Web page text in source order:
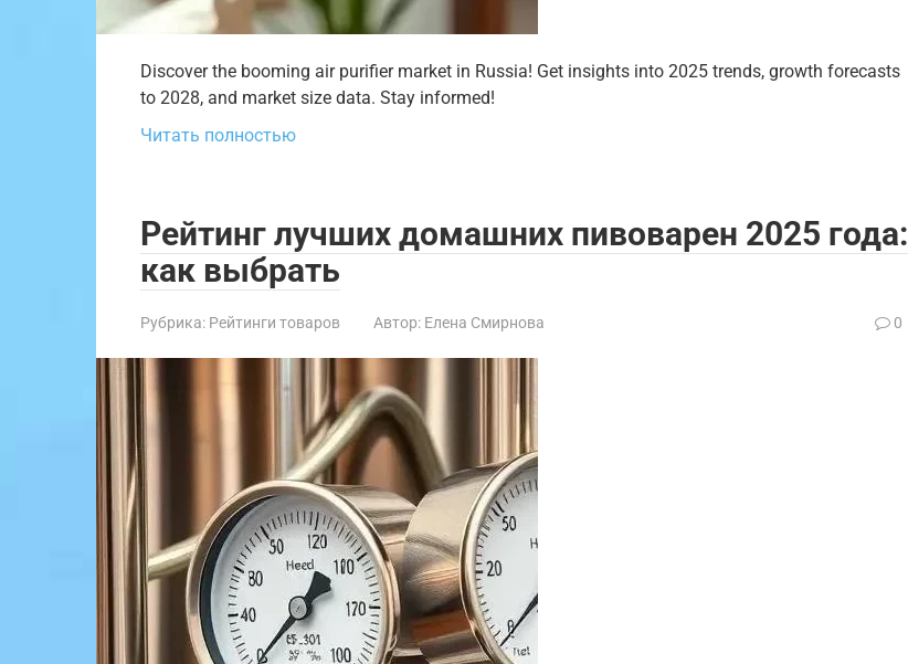
Discover the booming air purifier market in Russia! Get insights into 2025 trends, growth forecasts
to 2028, and market size data. Stay informed!
Читать полностью
Рейтинг лучших домашних пивоварен 2025 года:
как выбрать
Рубрика: Рейтинги товаров Автор: Елена Смирнова 0